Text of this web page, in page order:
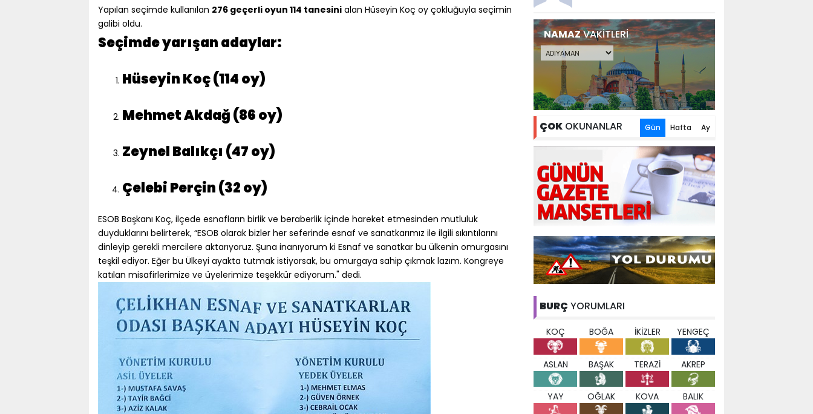
Yapılan seçimde kullanılan 276 geçerli oyun 114 tanesini alan Hüseyin Koç oy çokluğuyla seçimin
galibi oldu.
Seçimde yarışan adaylar:
Hüseyin Koç (114 oy)
Mehmet Akdağ (86 oy)
Zeynel Balıkçı (47 oy)
Çelebi Perçin (32 oy)
ESOB Başkanı Koç, ilçede esnafların birlik ve beraberlik içinde hareket etmesinden mutluluk
duyduklarını belirterek, “ESOB olarak bizler her seferinde esnaf ve sanatkarımız ile ilgili sıkıntılarını
dinleyip gerekli mercilere aktarıyoruz. Şuna inanıyorum ki Esnaf ve sanatkar bu ülkenin omurgasını
teşkil ediyor. Eğer bu Ülkeyi ayakta tutmak istiyorsak, bu omurgaya sahip çıkmak lazım. Kongreye
katılan misafirlerimize ve üyelerimize teşekkür ediyorum." dedi.
NAMAZVAKİTLERİ
ÇOK OKUNANLAR Gün Hafta Ay
BURÇ YORUMLARI
KOÇ BOĞA İKİZLER YENGEÇ
ASLAN BAŞAK TERAZİ AKREP
YAY OĞLAK KOVA BALIK